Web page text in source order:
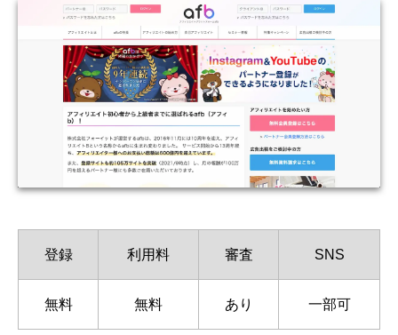
登録 利用料 審査 SNS
無料 無料 あり 一部可